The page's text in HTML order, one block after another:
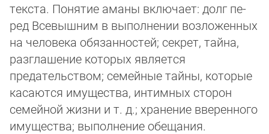
текста. По­ня­тие аманы включает: долг пе­
ред Всевышним в выполнении воз­ло­жен­ных
на человека обязанностей; секрет, тай­на,
раз­гла­шение ко­то­рых является
предательством; семейные тайны, ко­то­рые
ка­са­ют­ся иму­щес­тва, интимных сторон
семейной жизни и т. д.; хране­ние вве­рен­но­го
иму­щес­тва; вы­пол­нение обещания.